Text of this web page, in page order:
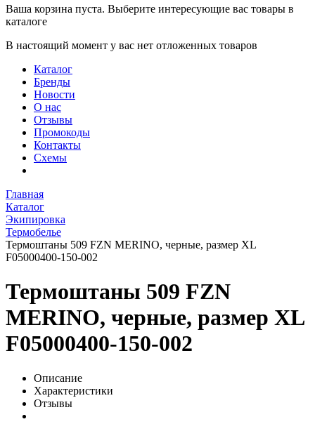
Ваша корзина пуста. Выберите интересующие вас товары в
каталоге
В настоящий момент у вас нет отложенных товаров
Каталог
Бренды
Новости
О нас
Отзывы
Промокоды
Контакты
Схемы
Главная
Каталог
Экипировка
Термобелье
Термоштаны 509 FZN MERINO, черные, размер XL
F05000400-150-002
Термоштаны 509 FZN
MERINO, черные, размер XL
F05000400-150-002
Описание
Характеристики
Отзывы